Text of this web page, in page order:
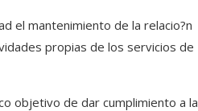
el mantenimiento de la relacio?n
propias de los servicios de
objetivo de dar cumplimiento a la